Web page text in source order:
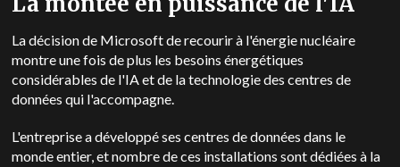
La décision de Microsoft de recourir à l'énergie nucléaire
montre une fois de plus les besoins énergétiques
considérables de l'IA et de la technologie des centres de
données qui l'accompagne.
L'entreprise a développé ses centres de données dans le
monde entier, et nombre de ces installations sont dédiées à la